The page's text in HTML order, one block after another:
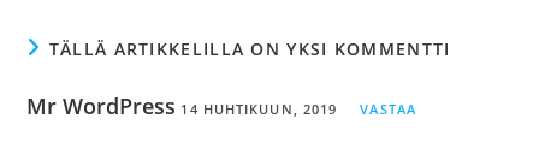
TÄLLÄ ARTIKKELILLA ON YKSI KOMMENTTI
Mr WordPress 14 HUHTIKUUN, 2019 VASTAA